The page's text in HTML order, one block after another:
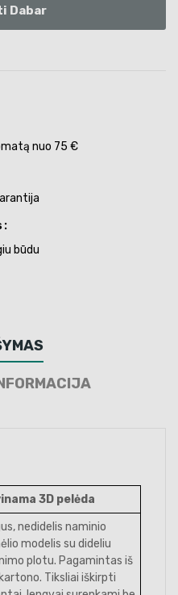
Dabar
nuo 75 €
būdu
3D pelėda
nedidelis naminio
modelis su dideliu
plotu. Pagamintas iš
Tiksliai iškirpti